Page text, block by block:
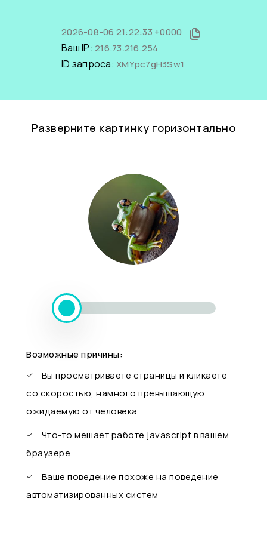
2026-08-06 21:22:33 +0000
Ваш IP: 216.73.216.254
ID запроса: XMYpc7gH3Sw1
Разверните картинку горизонтально
Возможные причины:
Вы просматриваете страницы и кликаете
со скоростью, намного превышающую
ожидаемую от человека
Что-то мешает работе javascript в вашем
браузере
Ваше поведение похоже на поведение
автоматизированных систем